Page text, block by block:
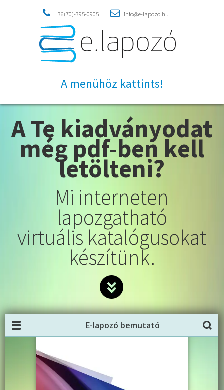
 +36(70)-395-0905  info@e-lapozo.hu
A menühöz kattints!
A Te kiadványodat
még pdf-ben kell
letölteni?
Mi interneten
lapozgatható
virtuális katalógusokat
készítünk.